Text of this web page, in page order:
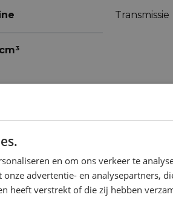
Transmissie
en om ons verkeer te
advertentie- en analysepartners,
heeft verstrekt of die zij hebben